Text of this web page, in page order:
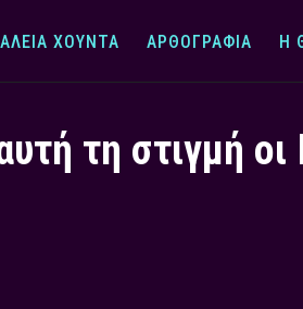
ΧΟΎΝΤΑ ΑΡΘΟΓΡΑΦΊΑ Η
τη στιγμή